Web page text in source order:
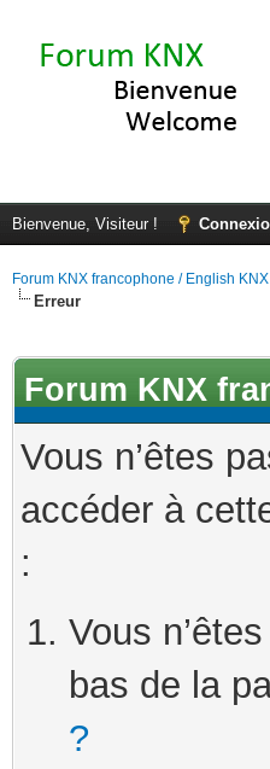
Bienvenue, Visiteur !
Forum KNX francophone / English
Erreur
Forum KNX
Vous n’êtes
accéder à
:
Vous
bas de la
?